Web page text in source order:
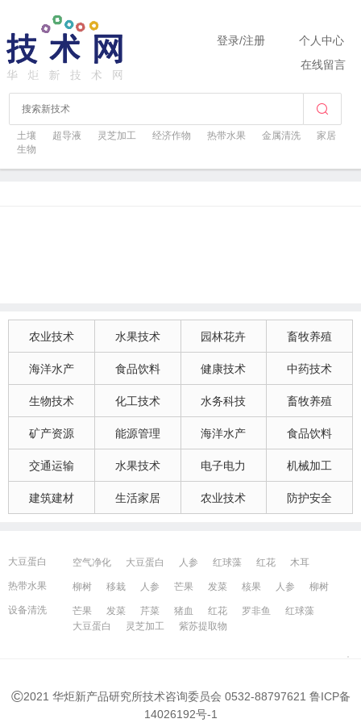
土壤 超导液 灵芝加工 经济作物 热带水果 金属清洗
家居
生物
登录/注册
个人中心
在线留言
农业技术 水果技术 园林花卉 畜牧养殖
海洋水产 食品饮料 健康技术 中药技术
生物技术 化工技术 水务科技 畜牧养殖
矿产资源 能源管理 海洋水产 食品饮料
交通运输 水果技术 电子电力 机械加工
建筑建材 生活家居 农业技术 防护安全
大豆蛋白 空气净化 大豆蛋白 人参 红球藻 红花
木耳
红花
芒果 红球藻 芹菜 养鸭 芒果 芹菜
热带水果 柳树 移栽 人参 芒果 发菜 核果 人参
柳树
大豆蛋白
人参 发菜 猪血 红花 柳树
发菜
宁波百姓网
镇江百姓网 湖州百姓网
设备清洗 芒果 发菜 芹菜 猪血 红花 罗非鱼
红球藻
大豆蛋白
灵芝加工 紫苏提取物
©2021 华炬新产品研究所技术咨询委员会 0532-88797621 鲁ICP备
14026192号-1